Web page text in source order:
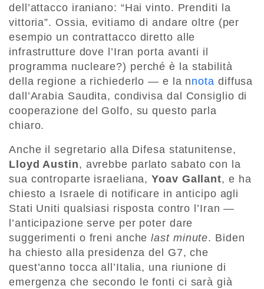
dell’attacco iraniano: “Hai vinto. Prenditi la
vittoria”. Ossia, evitiamo di andare oltre (per
esempio un contrattacco diretto alle
infrastrutture dove l’Iran porta avanti il
programma nucleare?) perché è la stabilità
della regione a richiederlo — e la nnota diffusa
dall’Arabia Saudita, condivisa dal Consiglio di
cooperazione del Golfo, su questo parla
chiaro.
Anche il segretario alla Difesa statunitense,
Lloyd Austin, avrebbe parlato sabato con la
sua controparte israeliana,Yoav Gallant, e ha
chiesto a Israele di notificare in anticipo agli
Stati Uniti qualsiasi risposta contro l’Iran —
l’anticipazione serve per poter dare
suggerimenti o freni anchelast minute. Biden
ha chiesto alla presidenza del G7, che
quest’anno tocca all’Italia, una riunione di
emergenza che secondo le fonti ci sarà già